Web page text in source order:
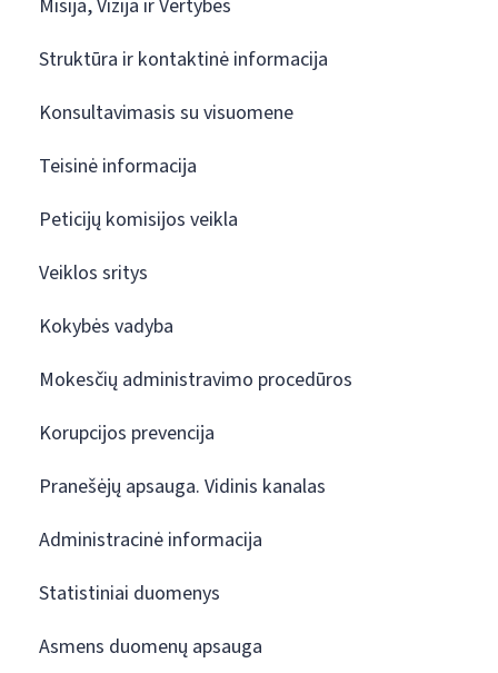
Misija, Vizija ir Vertybės
Struktūra ir kontaktinė informacija
Konsultavimasis su visuomene
Teisinė informacija
Peticijų komisijos veikla
Veiklos sritys
Kokybės vadyba
Mokesčių administravimo procedūros
Korupcijos prevencija
Pranešėjų apsauga. Vidinis kanalas
Administracinė informacija
Statistiniai duomenys
Asmens duomenų apsauga